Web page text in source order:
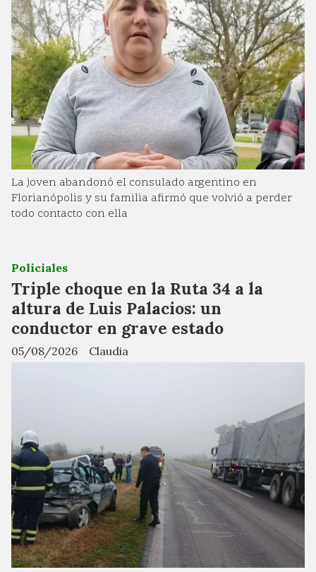
La joven abandonó el consulado argentino en
Florianópolis y su familia afirmó que volvió a perder
todo contacto con ella
Triple choque en la Ruta 34 a la
altura de Luis Palacios: un
conductor en grave estado
Claudia
Policiales
05/08/2026